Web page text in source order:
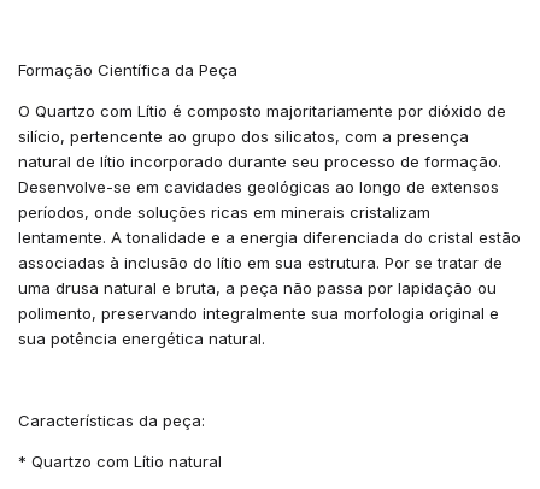
Formação Científica da Peça
O Quartzo com Lítio é composto majoritariamente por dióxido de
silício, pertencente ao grupo dos silicatos, com a presença
natural de lítio incorporado durante seu processo de formação.
Desenvolve-se em cavidades geológicas ao longo de extensos
períodos, onde soluções ricas em minerais cristalizam
lentamente. A tonalidade e a energia diferenciada do cristal estão
associadas à inclusão do lítio em sua estrutura. Por se tratar de
uma drusa natural e bruta, a peça não passa por lapidação ou
polimento, preservando integralmente sua morfologia original e
sua potência energética natural.
Características da peça:
* Quartzo com Lítio natural